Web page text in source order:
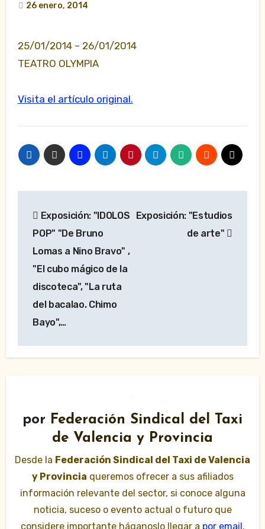
26 enero, 2014
25/01/2014 – 26/01/2014
TEATRO OLYMPIA
Visita el artículo original.
de
entradas
Exposición: "IDOLOS
POP" "De Bruno
Lomas a Nino Bravo" ,
"El cubo mágico de la
discoteca", "La ruta
del bacalao. Chimo
Bayo",…
Exposición: "Estudios
de arte"
por Federación Sindical del Taxi
de Valencia y Provincia
Desde la Federación Sindical del Taxi de Valencia
y Provincia queremos ofrecer a sus afiliados
información relevante del sector, si conoce alguna
noticia, suceso o evento actual o futuro que
considere importante háganoslo llegar a por email.